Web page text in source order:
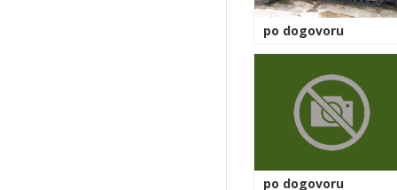
po dogovoru
po dogovoru